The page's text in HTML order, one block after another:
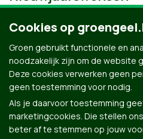
Cookies op
Groen gebruikt functionele en
noodzakelijk zijn om de website
Deze cookies verwerken geen
geen toestemming voor nodig.
Als je daarvoor toestemming
marketingcookies. Die stellen
beter af te stemmen op jouw